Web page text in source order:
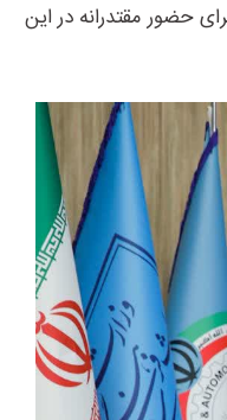
حضور مقتدرانه در این